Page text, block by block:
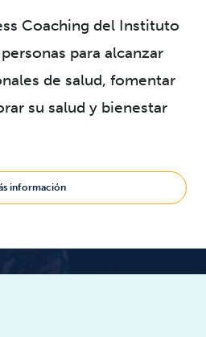
Coaching del Instituto
para alcanzar
de salud, fomentar
su salud y bienestar
información